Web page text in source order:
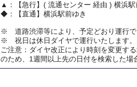
▲：【急行】( 流通センター 経由 ) 横浜駅
◆：【直通】横浜駅前ゆき
※ 道路渋滞等により、予定どおり運行で
※ 祝日は休日ダイヤで運行いたします。
ご注意：ダイヤ改正により時刻を変更す
のため、1週間以上先の日付を検索した場